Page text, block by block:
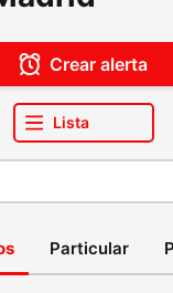
Crear alerta
Lista
Particular